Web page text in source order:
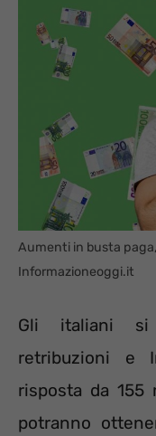
Aumenti in busta
Informazioneoggi.it
Gli italiani si
retribuzioni e
risposta da
potranno